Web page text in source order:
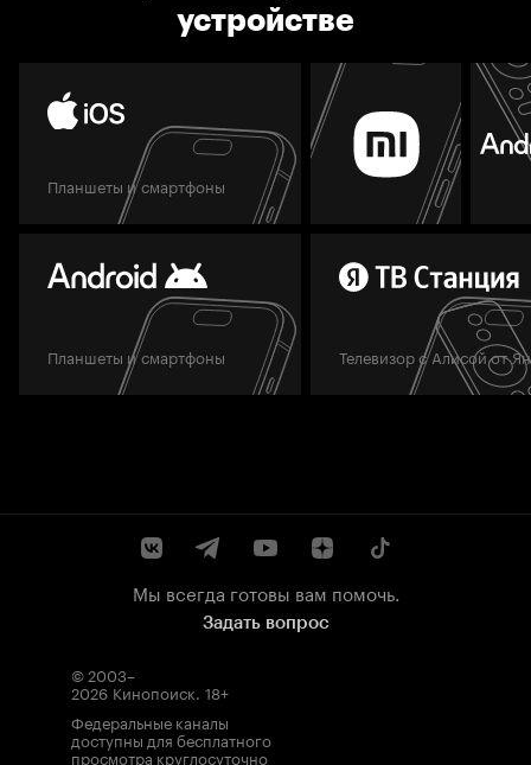
устройстве
Планшеты и смартфоны
Планшеты и смартфоны Телевизор с Алисой от
Мы всегда готовы вам помочь.
Задать вопрос
© 2003–
2026 Кинопоиск. 18+
Федеральные каналы
доступны для бесплатного
просмотра круглосуточно